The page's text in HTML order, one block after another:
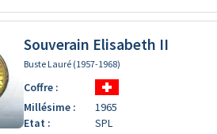
Souverain Elisabeth II
Buste Lauré (1957-1968)
Coffre :
Millésime :
1965
Etat :
SPL